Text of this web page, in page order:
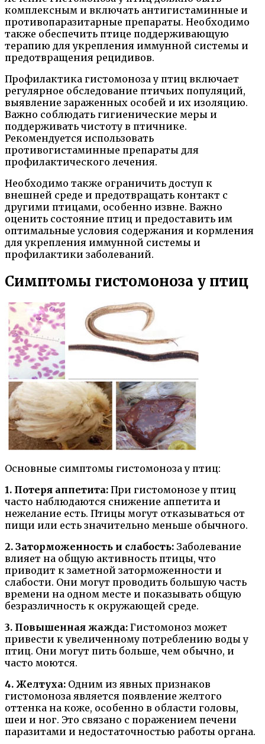
комплексным и включать антигистаминные и
противопаразитарные препараты. Необходимо
также обеспечить птице поддерживающую
терапию для укрепления иммунной системы и
предотвращения рецидивов.
Профилактика гистомоноза у птиц включает
регулярное обследование птичьих популяций,
выявление зараженных особей и их изоляцию.
Важно соблюдать гигиенические меры и
поддерживать чистоту в птичнике.
Рекомендуется использовать
противогистаминные препараты для
профилактического лечения.
Необходимо также ограничить доступ к
внешней среде и предотвращать контакт с
другими птицами, особенно извне. Важно
оценить состояние птиц и предоставить им
оптимальные условия содержания и кормления
для укрепления иммунной системы и
профилактики заболеваний.
Симптомы гистомоноза у птиц
Основные симптомы гистомоноза у птиц:
1. Потеря аппетита: При гистомонозе у птиц
часто наблюдаются снижение аппетита и
нежелание есть. Птицы могут отказываться от
пищи или есть значительно меньше обычного.
2. Заторможенность и слабость: Заболевание
влияет на общую активность птицы, что
приводит к заметной заторможенности и
слабости. Они могут проводить большую часть
времени на одном месте и показывать общую
безразличность к окружающей среде.
3. Повышенная жажда: Гистомоноз может
привести к увеличенному потреблению воды у
птиц. Они могут пить больше, чем обычно, и
часто моются.
4. Желтуха: Одним из явных признаков
гистомоноза является появление желтого
оттенка на коже, особенно в области головы,
шеи и ног. Это связано с поражением печени
паразитами и недостаточностью работы органа.